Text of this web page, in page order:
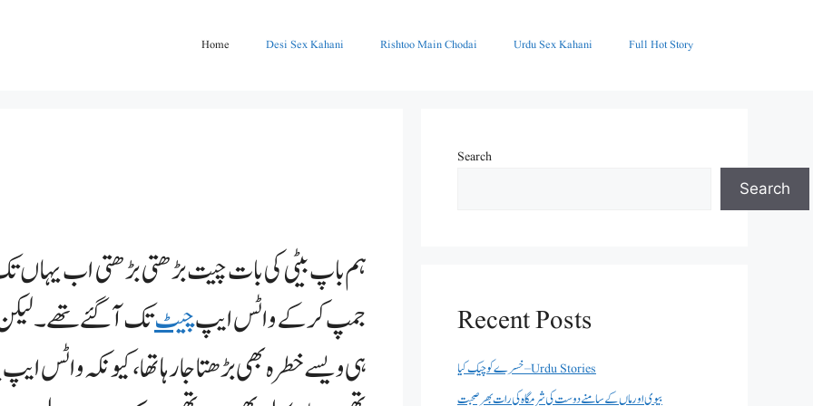
Home Desi Sex Kahani Rishtoo Main Chodai Urdu Sex Kahani Full Hot Story
ہم باپ بیٹی کی بات چیت بڑھتی بڑھتی اب یہاں
جمپ کر کے واٹس ایپچیٹتک آ گئے تھے۔
ہی ویسے خطرہ بھی بڑھتا جا رہا تھا، کیونکہ
Search
Search
Recent Posts
خسرے کو چیک کیا – Urdu Stories
بیوی اور ماں کے سامنے دوست کی شرمگاہ کی رات بھر صحبت